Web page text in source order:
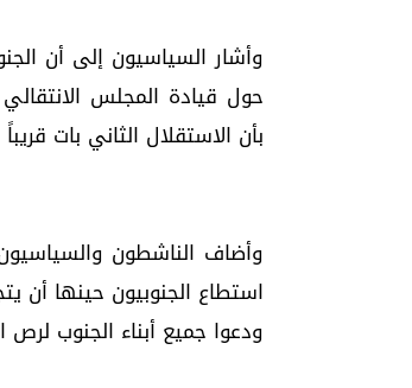
وأشار السياسيون إلى أن
حول قيادة المجلس
بأن الاستقلال الثاني بات
استطاع الجنوبيون حينها أن
ودعوا جميع أبناء الجنوب